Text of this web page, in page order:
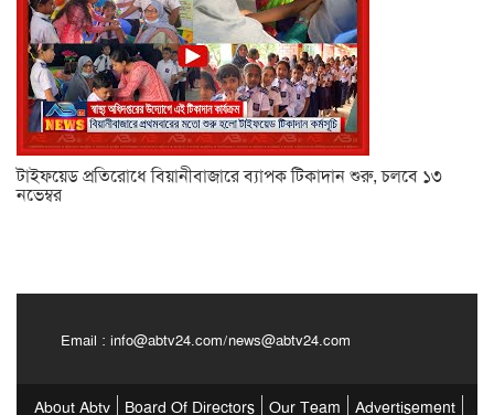
টাইফয়েড প্রতিরোধে বিয়ানীবাজারে ব্যাপক টিকাদান শুরু, চলবে ১৩
নভেম্বর
Email : info@abtv24.com/news@abtv24.com
About Abtv Board Of Directors Our Team Advertisement